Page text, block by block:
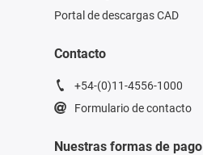
Portal de descargas CAD
Contacto
+54-(0)11-4556-1000
Formulario de contacto
Nuestras formas de pago